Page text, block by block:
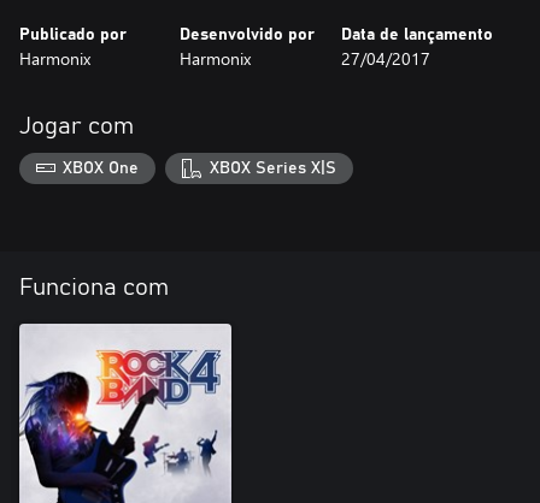
Publicado por
Harmonix
Desenvolvido por
Harmonix
Data de lançamento
27/04/2017
Jogar com
XBOX One XBOX Series X|S
Funciona com